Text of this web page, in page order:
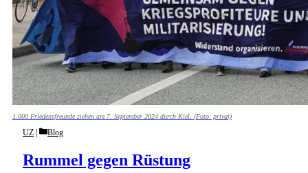
1.000 Friedensfreunde ziehen am 7. September 2024 durch Kiel. (Foto: privat)
Rummel gegen Rüstung
UZ Categories
Blog